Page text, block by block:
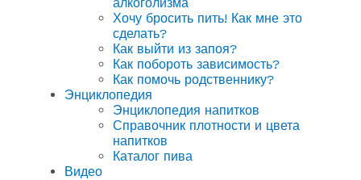
Хочу бросить пить! Как мне это
сделать?
Как выйти из запоя?
Как побороть зависимость?
Как помочь родственнику?
Энциклопедия
Энциклопедия напитков
Справочник плотности и цвета
напитков
Каталог пива
Видео